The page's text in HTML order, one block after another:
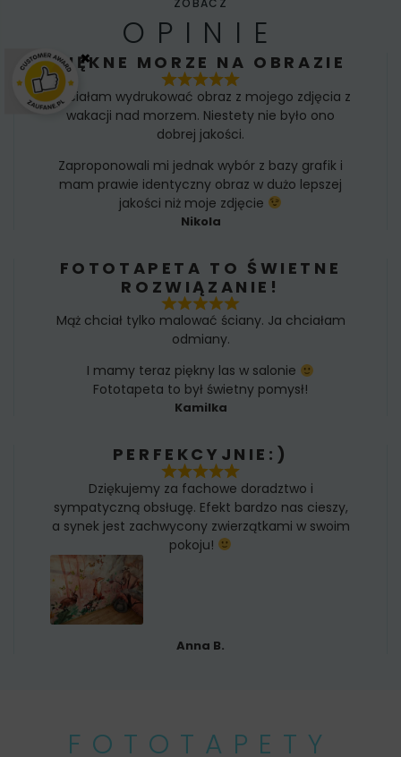
ZOBACZ
OPINIE
PIĘKNE MORZE NA OBRAZIE
Chciałam wydrukować obraz z mojego zdjęcia z
wakacji nad morzem. Niestety nie było ono
dobrej jakości.
Zaproponowali mi jednak wybór z bazy grafik i
mam prawie identyczny obraz w dużo lepszej
jakości niż moje zdjęcie
Nikola
FOTOTAPETA TO ŚWIETNE
ROZWIĄZANIE!
Mąż chciał tylko malować ściany. Ja chciałam
odmiany.
I mamy teraz piękny las w salonie
Fototapeta to był świetny pomysł!
Kamilka
PERFEKCYJNIE:)
Dziękujemy za fachowe doradztwo i
sympatyczną obsługę. Efekt bardzo nas cieszy,
a synek jest zachwycony zwierzątkami w swoim
pokoju!
Anna B.
FOTOTAPETY
×